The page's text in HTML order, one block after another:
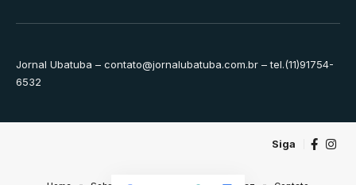
Jornal Ubatuba – contato@jornalubatuba.com.br – tel.(11)91754-
6532
Siga